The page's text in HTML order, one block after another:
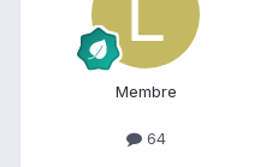
Membre
64